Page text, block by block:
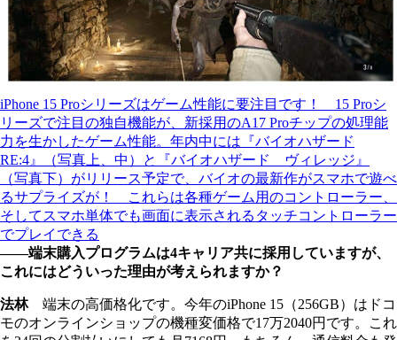
iPhone 15 Proシリーズはゲーム性能に要注目です！ 15 Proシ
リーズで注目の独自機能が、新採用のA17 Proチップの処理能
力を生かしたゲーム性能。年内中には『バイオハザード
RE:4』（写真上、中）と『バイオハザード ヴィレッジ』
（写真下）がリリース予定で、バイオの最新作がスマホで遊べ
るサプライズが！ これらは各種ゲーム用のコントローラー、
そしてスマホ単体でも画面に表示されるタッチコントローラー
でプレイできる
――端末購入プログラムは4キャリア共に採用していますが、
これにはどういった理由が考えられますか？
法林端末の高価格化です。今年のiPhone 15（256GB）はドコ
モのオンラインショップの機種変価格で17万2040円です。これ